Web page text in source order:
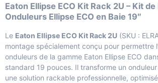
Eaton Ellipse ECO Kit Rack 2U – Kit
Onduleurs Ellipse ECO en Baie 19″
Le Eaton Ellipse ECO Kit Rack 2U (SKU :
montage spécialement conçu pour permettre
onduleurs de la gamme Eaton Ellipse ECO
standard 19 pouces. Il transforme un
une solution rackable professionnelle,